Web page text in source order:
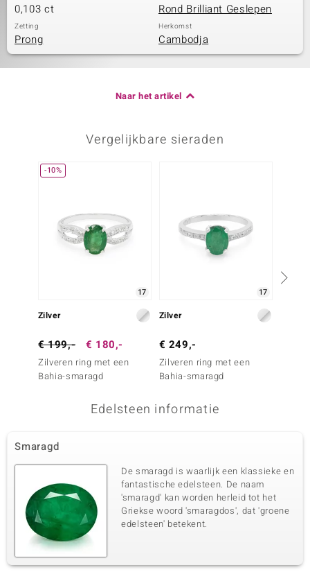
0,103 ct Rond Brilliant Geslepen
Zetting
Prong
Herkomst
Cambodja
Naar het artikel
Vergelijkbare sieraden
-10%
17
Zilver
€ 199,- € 180,-
Zilveren ring met een
Bahia-smaragd
17
Zilver
€ 249,-
Zilveren ring met een
Bahia-smaragd
Edelsteen informatie
Smaragd
De smaragd is waarlijk een klassieke en
fantastische edelsteen. De naam
'smaragd' kan worden herleid tot het
Griekse woord 'smaragdos', dat 'groene
edelsteen' betekent.